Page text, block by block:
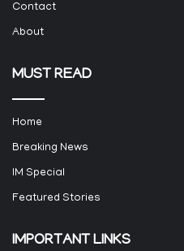
Contact
About
MUST READ
Home
Breaking News
IM Special
Featured Stories
IMPORTANT LINKS